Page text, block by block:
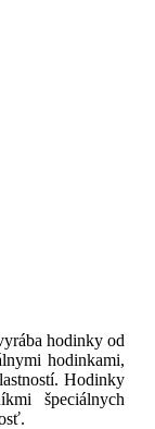
hodinky od
hodinkami,
Hodinky
špeciálnych